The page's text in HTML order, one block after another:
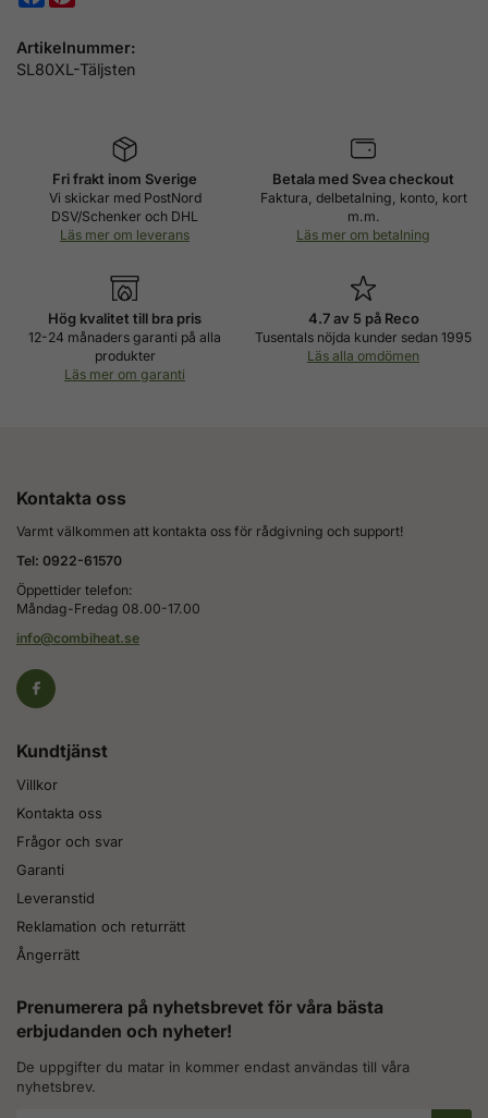
Artikelnummer:
SL80XL-Täljsten
Fri frakt inom Sverige
Vi skickar med PostNord
DSV/Schenker och DHL
Läs mer om leverans
Betala med Svea checkout
Faktura, delbetalning, konto, kort
m.m.
Läs mer om betalning
Hög kvalitet till bra pris
12-24 månaders garanti på alla
produkter
Läs mer om garanti
4.7 av 5 på Reco
Tusentals nöjda kunder sedan 1995
Läs alla omdömen
Kontakta oss
Varmt välkommen att kontakta oss för rådgivning och support!
Tel: 0922-61570
Öppettider telefon:
Måndag-Fredag 08.00-17.00
info@combiheat.se
Kundtjänst
Villkor
Kontakta oss
Frågor och svar
Garanti
Leveranstid
Reklamation och returrätt
Ångerrätt
Prenumerera på nyhetsbrevet för våra bästa
erbjudanden och nyheter!
De uppgifter du matar in kommer endast användas till våra
nyhetsbrev.